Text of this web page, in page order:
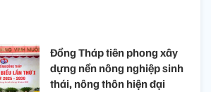
Đồng Tháp tiên phong xây
dựng nền nông nghiệp sinh
thái, nông thôn hiện đại